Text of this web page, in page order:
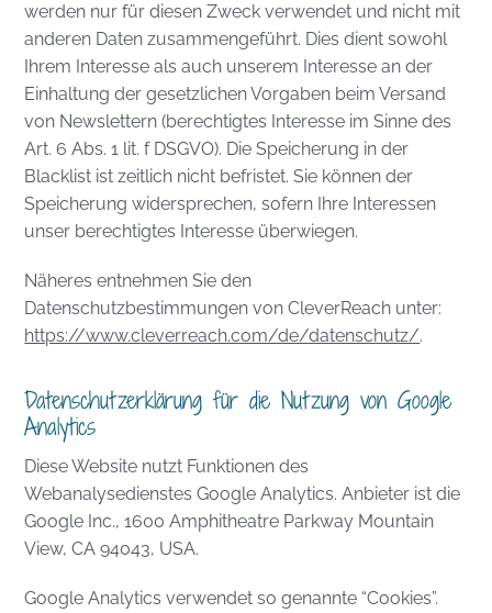
werden nur für diesen Zweck verwendet und nicht mit
anderen Daten zusammengeführt. Dies dient sowohl
Ihrem Interesse als auch unserem Interesse an der
Einhaltung der gesetzlichen Vorgaben beim Versand
von Newslettern (berechtigtes Interesse im Sinne des
Art. 6 Abs. 1 lit. f DSGVO). Die Speicherung in der
Blacklist ist zeitlich nicht befristet. Sie können der
Speicherung widersprechen, sofern Ihre Interessen
unser berechtigtes Interesse überwiegen.
Näheres entnehmen Sie den
Datenschutzbestimmungen von CleverReach unter:
https://www.cleverreach.com/de/datenschutz/.
Datenschutzerklärung für die Nutzung von Google
Analytics
Diese Website nutzt Funktionen des
Webanalysedienstes Google Analytics. Anbieter ist die
Google Inc., 1600 Amphitheatre Parkway Mountain
View, CA 94043, USA.
Google Analytics verwendet so genannte “Cookies”.